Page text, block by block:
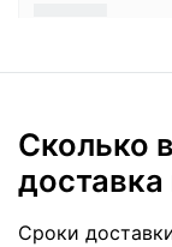
Сколько
Сроки